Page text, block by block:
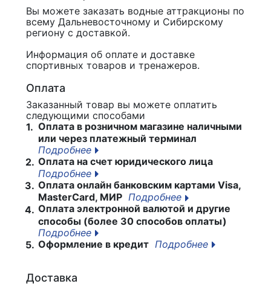
Вы можете заказать водные аттракционы по
всему Дальневосточному и Сибирскому
региону с доставкой.
Информация об оплате и доставке
спортивных товаров и тренажеров.
Оплата
Заказанный товар вы можете оплатить
следующими способами
1. Оплата в розничном магазине наличными
или через платежный терминал
Подробнее
2. Оплата на счет юридического лица
Подробнее
3. Оплата онлайн банковским картами Visa,
MasterCard, МИР Подробнее
4. Оплата электронной валютой и другие
способы (более 30 способов оплаты)
Подробнее
5. Оформление в кредит Подробнее
Доставка